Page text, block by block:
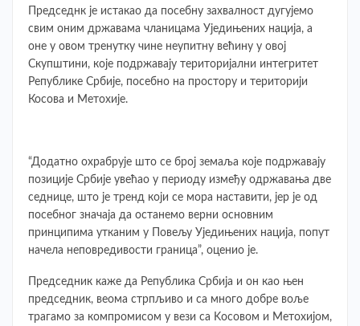
Председнк је истакао да посебну захвалност дугујемо
свим оним државама чланицама Уједињених нација, а
оне у овом тренутку чине неупитну већину у овој
Скупштини, које подржавају територијални интегритет
Републике Србије, посебно на простору и територији
Косова и Метохије.
“Додатно охрабрује што се број земаља које подржавају
позиције Србије увећао у периоду између одржавања две
седнице, што је тренд који се мора наставити, јер је од
посебног значаја да останемо верни основним
принципима утканим у Повељу Уједињених нација, попут
начела неповредивости граница”, оценио је.
Председник каже да Република Србија и он као њен
председник, веома стрпљиво и са много добре воље
трагамо за компромисом у вези са Kосовом и Метохијом,